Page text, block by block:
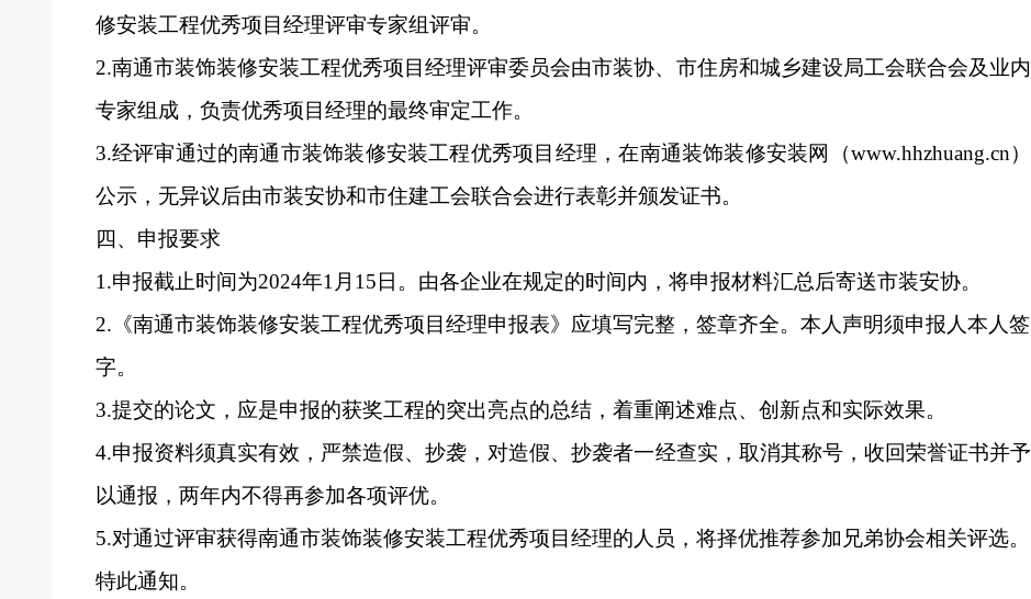
修安装工程优秀项目经理评审专家组评审。
2.南通市装饰装修安装工程优秀项目经理评审委员会由市装协、市住房和城乡建设局工会联合会及业内
专家组成，负责优秀项目经理的最终审定工作。
3.经评审通过的南通市装饰装修安装工程优秀项目经理，在南通装饰装修安装网（www.hhzhuang.cn）
公示，无异议后由市装安协和市住建工会联合会进行表彰并颁发证书。
四、申报要求
1.申报截止时间为2024年1月15日。由各企业在规定的时间内，将申报材料汇总后寄送市装安协。
2. 《南通市装饰装修安装工程优秀项目经理申报表》应填写完整，签章齐全。本人声明须申报人本人签
字。
3.提交的论文，应是申报的获奖工程的突出亮点的总结，着重阐述难点、创新点和实际效果。
4.申报资料须真实有效， 严禁造假、抄袭，对造假、抄袭者一经查实，取消其称号，收回荣誉证书并予
以通报，两年内不得再参加各项评优。
5.对通过评审获得南通市装饰装修安装工程优秀项目经理的人员，将择优推荐参加兄弟协会相关评选。
特此通知。